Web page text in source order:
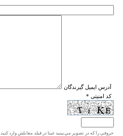
* آدرس ايميل گيرندگان
* کد امنیتی
حروفي را كه در تصوير مي‌بينيد عينا در فيلد مقابلش وارد كنيد